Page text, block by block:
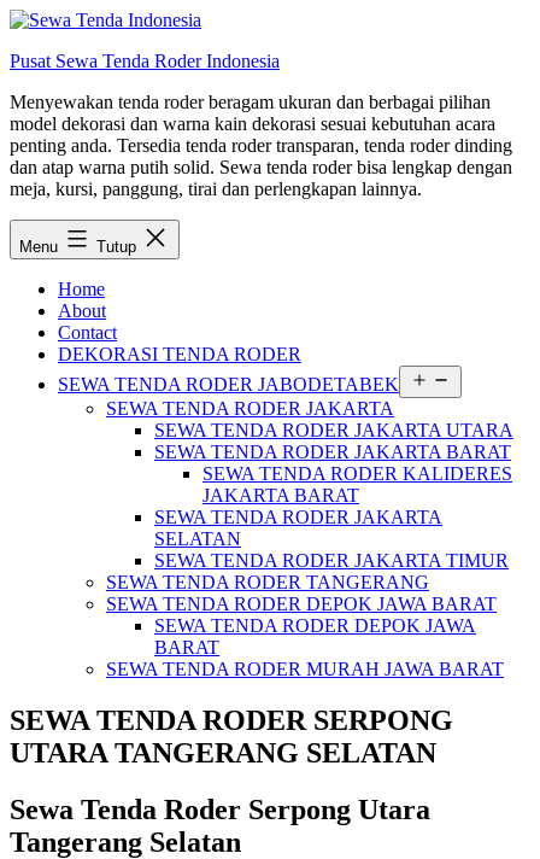
Lewati
konten
Pusat Sewa Tenda Roder Indonesia
Menyewakan tenda roder beragam ukuran dan berbagai pilihan
model dekorasi dan warna kain dekorasi sesuai kebutuhan acara
penting anda. Tersedia tenda roder transparan, tenda roder dinding
dan atap warna putih solid. Sewa tenda roder bisa lengkap dengan
meja, kursi, panggung, tirai dan perlengkapan lainnya.
Menu Tutup
Home
About
Contact
DEKORASI TENDA RODER
SEWA TENDA RODER JABODETABEK
menu
SEWA TENDA RODER JAKARTA
SEWA TENDA RODER JAKARTA UTARA
SEWA TENDA RODER JAKARTA BARAT
SEWA TENDA RODER KALIDERES
JAKARTA BARAT
SEWA TENDA RODER JAKARTA
SELATAN
SEWA TENDA RODER JAKARTA TIMUR
SEWA TENDA RODER TANGERANG
SEWA TENDA RODER DEPOK JAWA BARAT
SEWA TENDA RODER DEPOK JAWA
BARAT
SEWA TENDA RODER MURAH JAWA BARAT
SEWA TENDA RODER SERPONG
UTARA TANGERANG SELATAN
Sewa Tenda Roder Serpong Utara
Tangerang Selatan